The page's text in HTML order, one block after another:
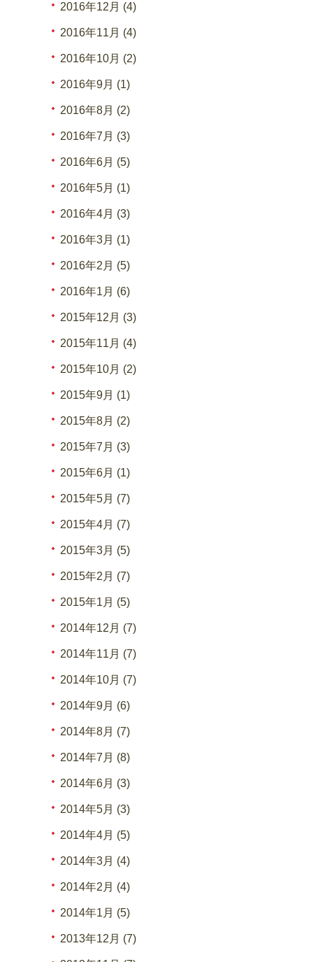
2016年12月 (4)
2016年11月 (4)
2016年10月 (2)
2016年9月 (1)
2016年8月 (2)
2016年7月 (3)
2016年6月 (5)
2016年5月 (1)
2016年4月 (3)
2016年3月 (1)
2016年2月 (5)
2016年1月 (6)
2015年12月 (3)
2015年11月 (4)
2015年10月 (2)
2015年9月 (1)
2015年8月 (2)
2015年7月 (3)
2015年6月 (1)
2015年5月 (7)
2015年4月 (7)
2015年3月 (5)
2015年2月 (7)
2015年1月 (5)
2014年12月 (7)
2014年11月 (7)
2014年10月 (7)
2014年9月 (6)
2014年8月 (7)
2014年7月 (8)
2014年6月 (3)
2014年5月 (3)
2014年4月 (5)
2014年3月 (4)
2014年2月 (4)
2014年1月 (5)
2013年12月 (7)